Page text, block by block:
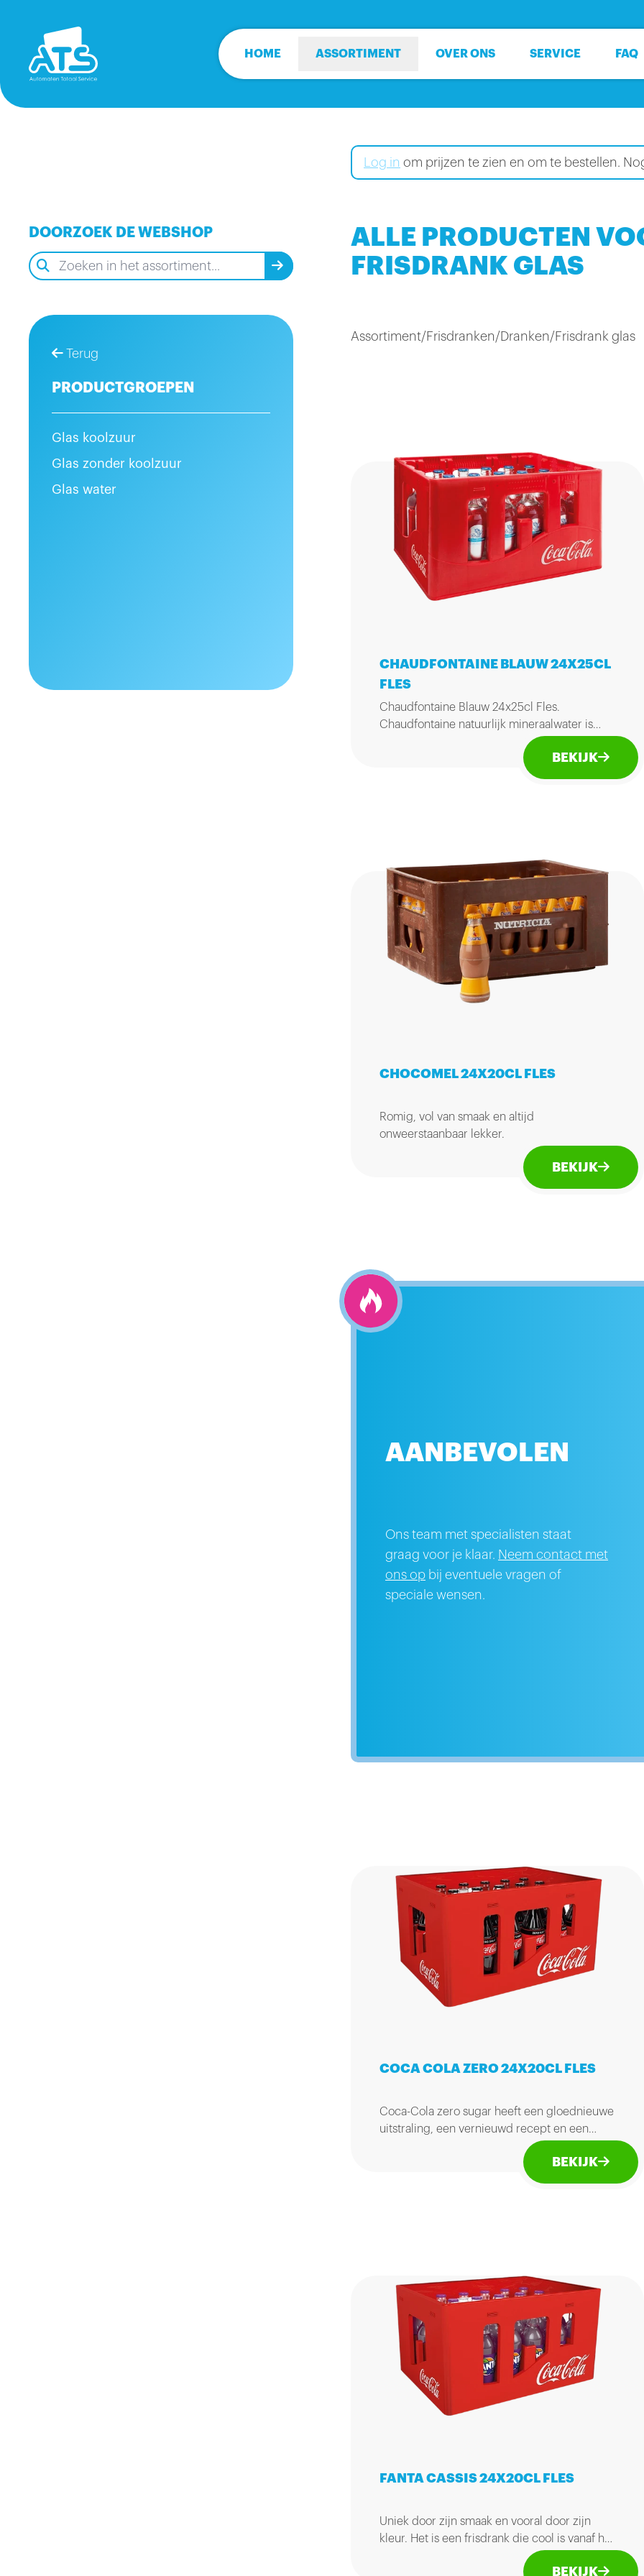
HOME ASSORTIMENT OVER ONS SERVICE FAQ
DOORZOEK DE WEBSHOP
Terug
PRODUCTGROEPEN
Glas koolzuur
Glas zonder koolzuur
Glas water
Log in om prijzen te zien en om te bestellen.
ALLE PRODUCTEN
FRISDRANK GLAS
Assortiment/Frisdranken/Dranken/Frisdrank glas
CHAUDFONTAINE BLAUW 24X25CL
FLES
Chaudfontaine Blauw 24x25cl Fles.
Chaudfontaine natuurlijk mineraalwater is
BEKIJK
CHOCOMEL 24X20CL FLES
Romig, vol van smaak en altijd
onweerstaanbaar lekker.
BEKIJK
AANBEVOLEN
Ons team met specialisten staat
graag voor je klaar. Neem contact met
ons op bij eventuele vragen of
speciale wensen.
CHAUDFONTAINE BLAUW
24X25CL FLES
Chaudfontaine Blauw 24x25cl
Fles. Chaudfontaine natuurlijk
COCA COLA ZERO 24X20CL FLES
Coca-Cola zero sugar heeft een gloednieuwe
uitstraling, een vernieuwd recept en een
heerlijke verfrissende smaak.
BEKIJK
FANTA CASSIS 24X20CL FLES
Uniek door zijn smaak en vooral door zijn
kleur. Het is een frisdrank die cool is vanaf het
moment dat je hem ziet. En als je het nog niet
hebt geprobeerd, zou je het zo snel mogelijk
BEKIJK